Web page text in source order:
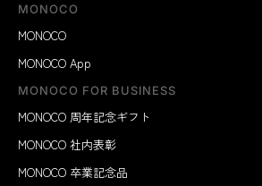
MONOCO
MONOCO
MONOCO App
MONOCO FOR BUSINESS
MONOCO 周年記念ギフト
MONOCO 社内表彰
MONOCO 卒業記念品